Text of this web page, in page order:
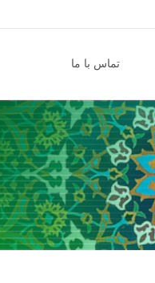
تماس با ما